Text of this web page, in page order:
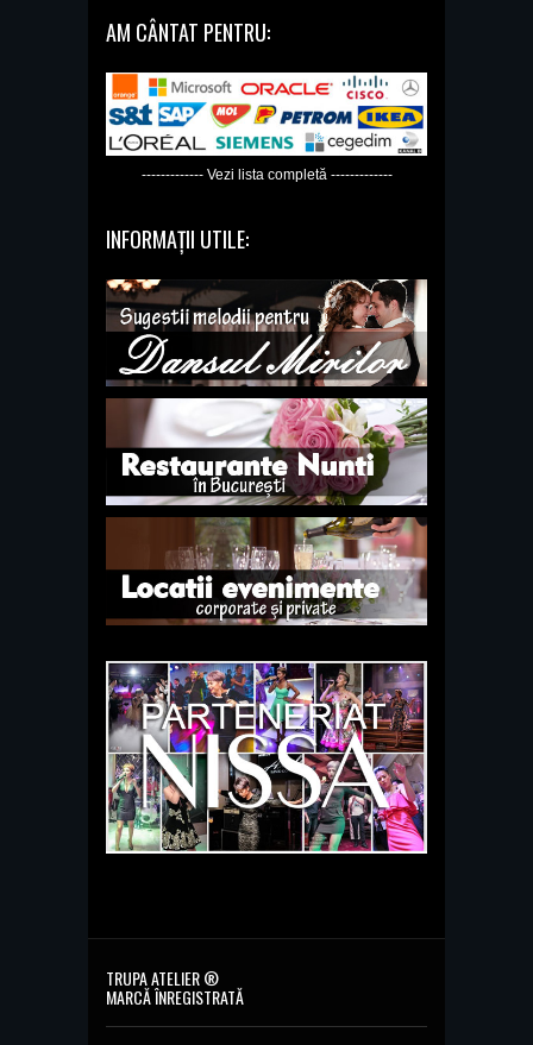
AM CÂNTAT PENTRU:
------------- Vezi lista completă -------------
INFORMAȚII UTILE:
TRUPA ATELIER ®
MARCĂ ÎNREGISTRATĂ